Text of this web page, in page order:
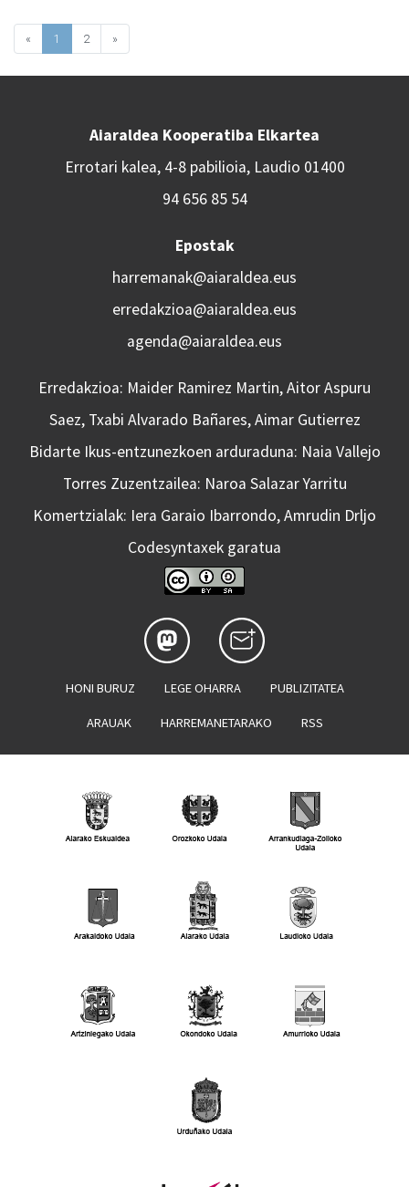
« 1 2 »
Aiaraldea Kooperatiba Elkartea
Errotari kalea, 4-8 pabilioia, Laudio 01400
94 656 85 54
Epostak
harremanak@aiaraldea.eus
erredakzioa@aiaraldea.eus
agenda@aiaraldea.eus
Erredakzioa: Maider Ramirez Martin, Aitor Aspuru
Saez, Txabi Alvarado Bañares, Aimar Gutierrez
Bidarte Ikus-entzunezkoen arduraduna: Naia Vallejo
Torres Zuzentzailea: Naroa Salazar Yarritu
Komertzialak: Iera Garaio Ibarrondo, Amrudin Drljo
Codesyntaxek garatua
HONI BURUZ LEGE OHARRA PUBLIZITATEA
ARAUAK HARREMANETARAKO RSS